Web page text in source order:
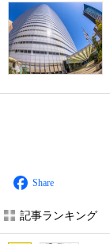
Share
記事ランキング